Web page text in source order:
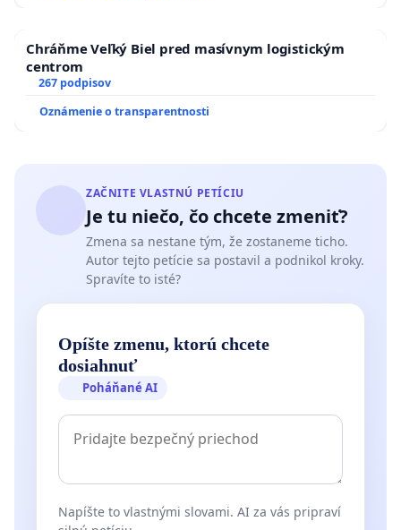
Chráňme Veľký Biel pred masívnym logistickým
centrom
267 podpisov
Oznámenie o transparentnosti
ZAČNITE VLASTNÚ PETÍCIU
Je tu niečo, čo chcete zmeniť?
Zmena sa nestane tým, že zostaneme ticho.
Autor tejto petície sa postavil a podnikol kroky.
Spravíte to isté?
Opíšte zmenu, ktorú chcete
dosiahnuť
Poháňané AI
Napíšte to vlastnými slovami. AI za vás pripraví